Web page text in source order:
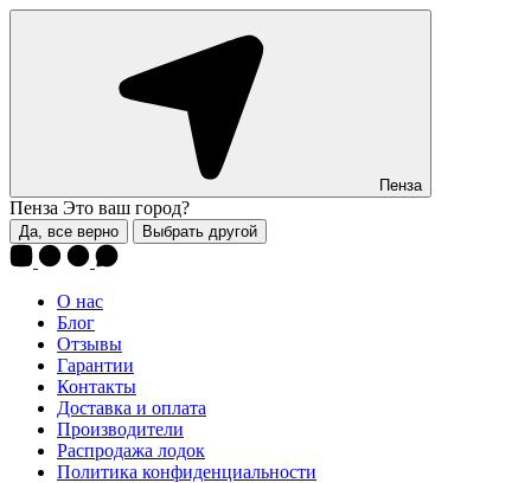
Пенза
Пенза Это ваш город?
Да, все верно Выбрать другой
О нас
Блог
Отзывы
Гарантии
Контакты
Доставка и оплата
Производители
Распродажа лодок
Политика конфиденциальности